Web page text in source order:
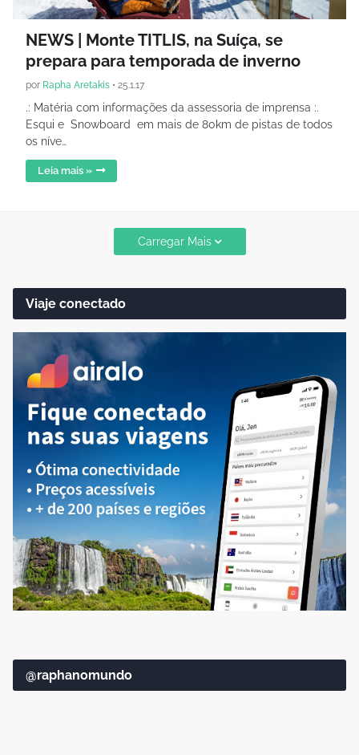
NEWS | Monte TITLIS, na Suíça, se
prepara para temporada de inverno
por Rapha Aretakis • 25.1.17
.: Matéria com informações da assessoria de imprensa :.
Esqui e Snowboard em mais de 80km de pistas de todos
os níve…
Leia mais »
Carregar Mais
Viaje conectado
@raphanomundo